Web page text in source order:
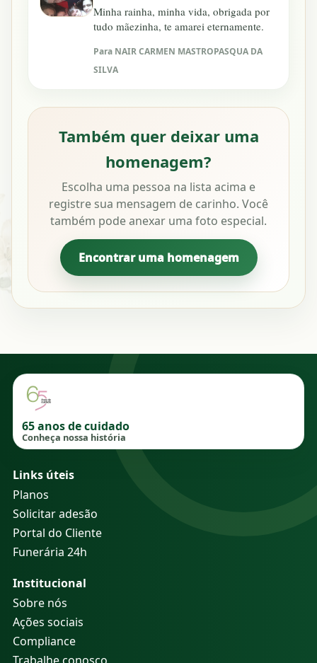
Minha rainha, minha vida, obrigada por
tudo mãezinha, te amarei eternamente.
Para NAIR CARMEN MASTROPASQUA DA
SILVA
Também quer deixar uma
homenagem?
Escolha uma pessoa na lista acima e
registre sua mensagem de carinho. Você
também pode anexar uma foto especial.
Encontrar uma homenagem
65 anos de cuidado
Conheça nossa história
Links úteis
Planos
Solicitar adesão
Portal do Cliente
Funerária 24h
Institucional
Sobre nós
Ações sociais
Compliance